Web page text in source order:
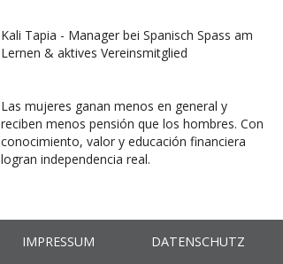
Kali Tapia - Manager bei Spanisch Spass am
Lernen & aktives Vereinsmitglied
Las mujeres ganan menos en general y
reciben menos pensión que los hombres. Con
conocimiento, valor y educación financiera
logran independencia real.
IMPRESSUM DATENSCHUTZ